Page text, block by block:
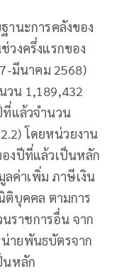
านะการคลังของ
วงครึ่งแรกของ
มีนาคม 2568)
วน 1,189,432
ที่แล้วจำนวน
โดยหน่วยงาน
องปีที่แล้วเป็นหลัก
ลค่าเพิ่ม ภาษีเงิน
ติบุคคล ตามการ
ราชการอื่น จาก
น่ายพันธบัตรจาก
นหลัก